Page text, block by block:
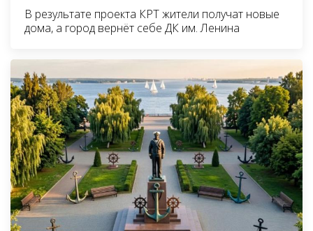
В результате проекта КРТ жители получат новые
дома, а город вернёт себе ДК им. Ленина